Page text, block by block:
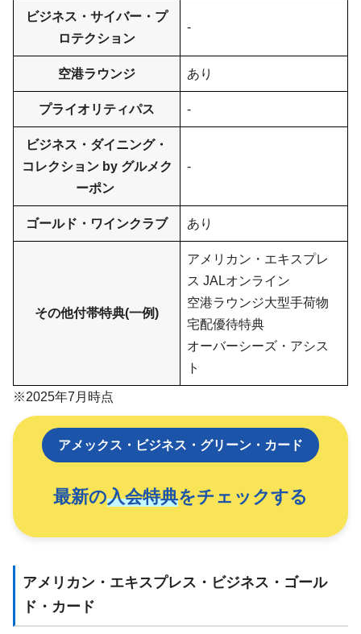
ビジネス・サイバー・プ
ロテクション
-
空港ラウンジ あり
プライオリティパス -
ビジネス・ダイニング・
コレクション by グルメク
ーポン
-
ゴールド・ワインクラブ あり
その他付帯特典(一例)
アメリカン・エキスプレ
ス JALオンライン
空港ラウンジ大型手荷物
宅配優待特典
オーバーシーズ・アシス
ト
※2025年7月時点
アメックス・ビジネス・グリーン・カード
最新の入会特典をチェックする
アメリカン・エキスプレス・ビジネス・ゴール
ド・カード